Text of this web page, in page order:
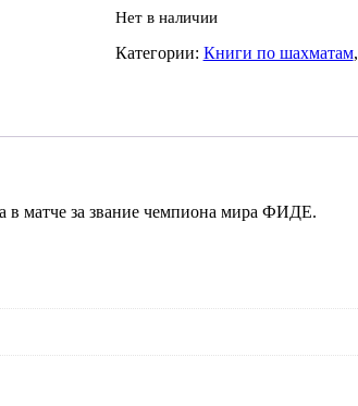
Нет в наличии
Категории: Книги по шахматам,
матче за звание чемпиона мира ФИДЕ.